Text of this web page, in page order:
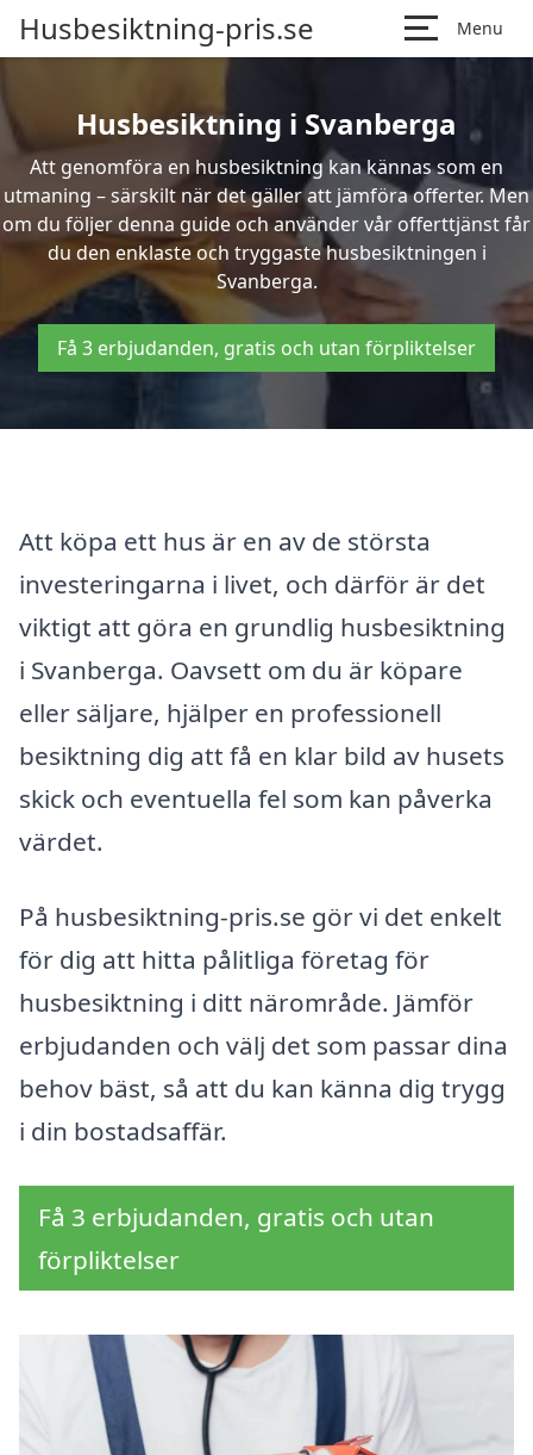
Husbesiktning-pris.se Menu
Husbesiktning i Svanberga
Att genomföra en husbesiktning kan kännas som en
utmaning – särskilt när det gäller att jämföra offerter. Men
om du följer denna guide och använder vår offerttjänst får
du den enklaste och tryggaste husbesiktningen i
Svanberga.
Få 3 erbjudanden, gratis och utan förpliktelser
Att köpa ett hus är en av de största
investeringarna i livet, och därför är det
viktigt att göra en grundlig husbesiktning
i Svanberga. Oavsett om du är köpare
eller säljare, hjälper en professionell
besiktning dig att få en klar bild av husets
skick och eventuella fel som kan påverka
värdet.
På husbesiktning-pris.se gör vi det enkelt
för dig att hitta pålitliga företag för
husbesiktning i ditt närområde. Jämför
erbjudanden och välj det som passar dina
behov bäst, så att du kan känna dig trygg
i din bostadsaffär.
Få 3 erbjudanden, gratis och utan
förpliktelser